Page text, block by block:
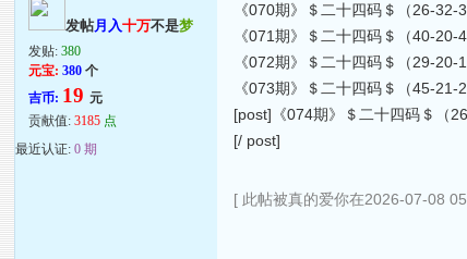
发帖月入十万不是梦
发贴:380
元宝: 380个
吉币: 19元
贡献值:3185 点
最近认证:0 期
《070期》＄二十四码＄（26-
《071期》＄二十四码＄（40-
《072期》＄二十四码＄（29-
《073期》＄二十四码＄（45-
[post]《074期》＄二十四码＄（
[/ post]
[ 此帖被真的爱你在2026-07-08